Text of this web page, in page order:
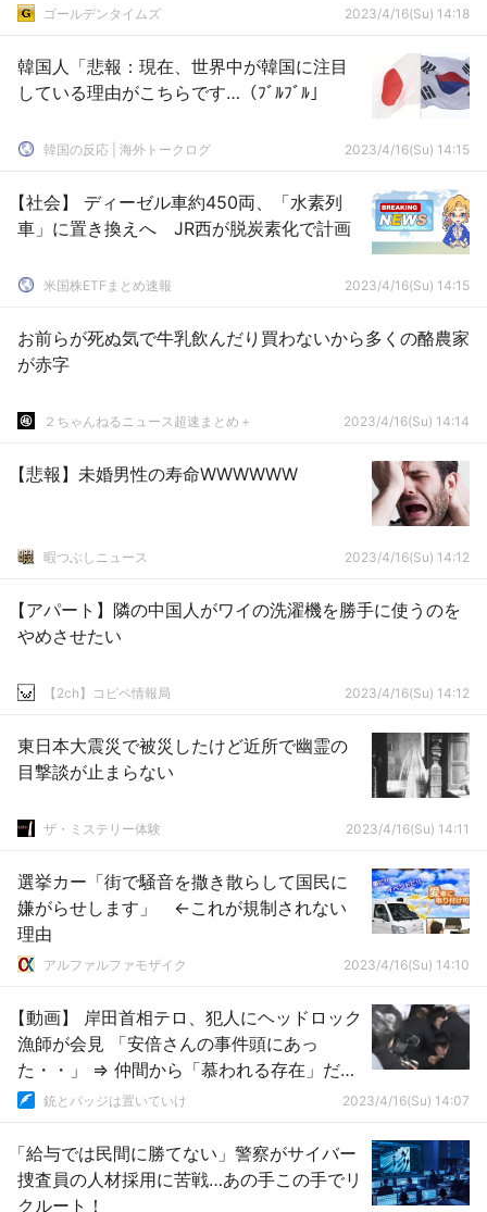
ゴールデンタイムズ 2023/4/16(Su) 14:18
韓国人「悲報：現在、世界中が韓国に注目
している理由がこちらです…（ﾌﾞﾙﾌﾞﾙ」
韓国の反応 | 海外トークログ 2023/4/16(Su) 14:15
【社会】 ディーゼル車約450両、「水素列
車」に置き換えへ JR西が脱炭素化で計画
米国株ETFまとめ速報 2023/4/16(Su) 14:15
お前らが死ぬ気で牛乳飲んだり買わないから多くの酪農家
が赤字
２ちゃんねるニュース超速まとめ＋ 2023/4/16(Su) 14:14
【悲報】未婚男性の寿命WWWWWW
暇つぶしニュース 2023/4/16(Su) 14:12
【アパート】隣の中国人がワイの洗濯機を勝手に使うのを
やめさせたい
【2ch】コピペ情報局 2023/4/16(Su) 14:12
東日本大震災で被災したけど近所で幽霊の
目撃談が止まらない
ザ・ミステリー体験 2023/4/16(Su) 14:11
選挙カー「街で騒音を撒き散らして国民に
嫌がらせします」 ←これが規制されない
理由
アルファルファモザイク 2023/4/16(Su) 14:10
【動画】 岸田首相テロ、犯人にヘッドロック
漁師が会見 「安倍さんの事件頭にあっ
た・・」 ⇒ 仲間から「慕われる存在」だっ
た 銃とバッジは置いていけ 2023/4/16(Su) 14:07
「給与では民間に勝てない」警察がサイバー
捜査員の人材採用に苦戦…あの手この手でリ
クルート！